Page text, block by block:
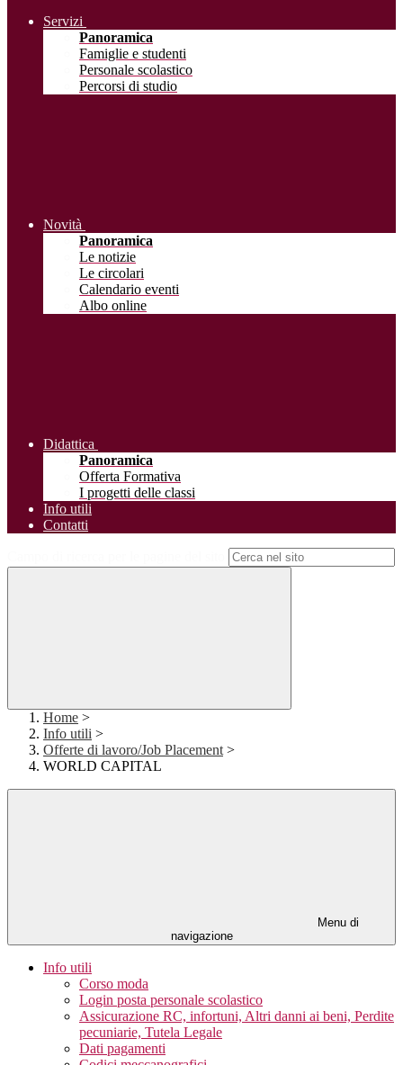
Servizi
Panoramica
Famiglie e studenti
Personale scolastico
Percorsi di studio
Novità
Panoramica
Le notizie
Le circolari
Calendario eventi
Albo online
Didattica
Panoramica
Offerta Formativa
I progetti delle classi
Info utili
Contatti
Home >
Info utili >
Offerte di lavoro/Job Placement >
WORLD CAPITAL
Menu di
navigazione
Info utili
Corso moda
Login posta personale scolastico
Assicurazione RC, infortuni, Altri danni ai beni, Perdite
pecuniarie, Tutela Legale
Dati pagamenti